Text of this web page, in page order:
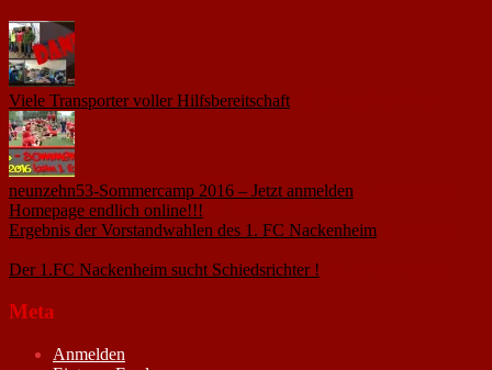
Viele Transporter voller Hilfsbereitschaft
neunzehn53-Sommercamp 2016 – Jetzt anmelden
Homepage endlich online!!!
Ergebnis der Vorstandwahlen des 1. FC Nackenheim
Der 1.FC Nackenheim sucht Schiedsrichter !
Meta
Anmelden